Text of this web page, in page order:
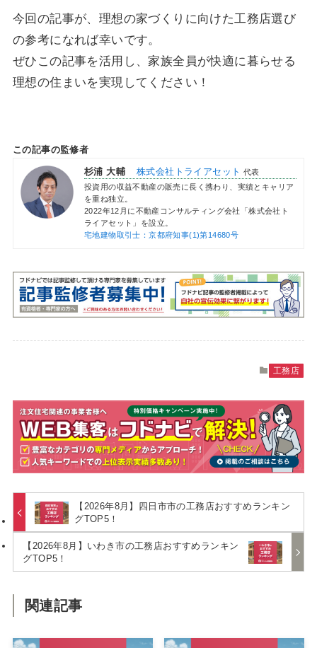
今回の記事が、理想の家づくりに向けた工務店選び
の参考になれば幸いです。
ぜひこの記事を活用し、家族全員が快適に暮らせる
理想の住まいを実現してください！
この記事の監修者
杉浦 大輔 株式会社トライアセット 代表
投資用の収益不動産の販売に長く携わり、実績とキャリア
を重ね独立。
2022年12月に不動産コンサルティング会社「株式会社ト
ライアセット」を設立。
宅地建物取引士：京都府知事(1)第14680号
工務店
【2026年8月】四日市市の工務店おすすめランキン
グTOP5！
【2026年8月】いわき市の工務店おすすめランキン
グTOP5！
関連記事